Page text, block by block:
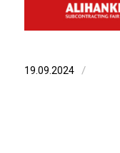
19.09.2024 /